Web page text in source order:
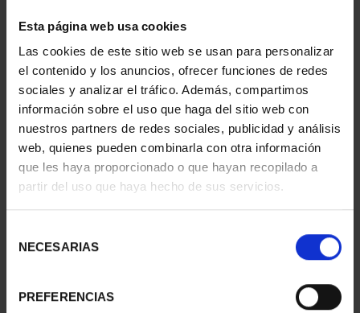
Esta página web usa cookies
Las cookies de este sitio web se usan para personalizar
el contenido y los anuncios, ofrecer funciones de redes
sociales y analizar el tráfico. Además, compartimos
información sobre el uso que haga del sitio web con
nuestros partners de redes sociales, publicidad y análisis
web, quienes pueden combinarla con otra información
que les haya proporcionado o que hayan recopilado a
partir del uso que haya hecho de sus servicios.
NECESARIAS
PREFERENCIAS
1 Productos encontrados
MEDALLA COBRE
PREMIOS TFP 2018 JOSE
143,00 €